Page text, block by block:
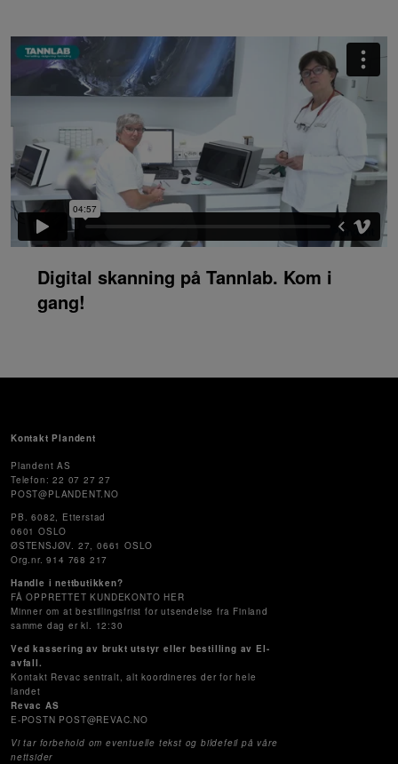
Digital skanning på Tannlab. Kom i
gang!
Kontakt Plandent
Plandent AS
Telefon: 22 07 27 27
POST@PLANDENT.NO
PB. 6082, Etterstad
0601 OSLO
ØSTENSJØV. 27, 0661 OSLO
Org.nr. 914 768 217
Handle i nettbutikken?
FÅ OPPRETTET KUNDEKONTO HER
Minner om at bestillingsfrist for utsendelse fra Finland
samme dag er kl. 12:30
Ved kassering av brukt utstyr eller bestilling av El-
avfall.
Kontakt Revac sentralt, alt koordineres der for hele
landet
Revac AS
E-POSTN POST@REVAC.NO
Vi tar forbehold om eventuelle tekst og bildefeil på våre
nettsider